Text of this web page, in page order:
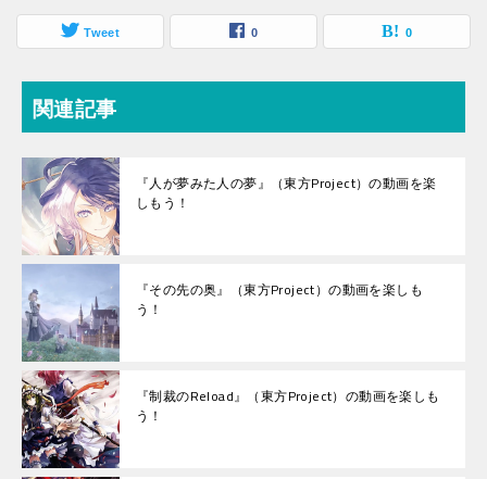
Tweet 0 0
関連記事
『人が夢みた人の夢』（東方Project）の動画を楽
しもう！
『その先の奥』（東方Project）の動画を楽しも
う！
『制裁のReload』（東方Project）の動画を楽しも
う！